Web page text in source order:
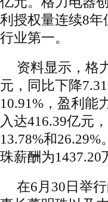
利授权量连续8
行业第一。
资料显示，格
元，同比下降
10.91%，盈利能
入达416.39亿元
13.78%和
珠薪酬为1437.20
在6月30日举